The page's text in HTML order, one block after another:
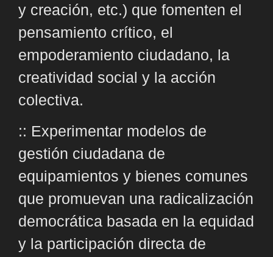
y creación, etc.) que fomenten el
pensamiento crítico, el
empoderamiento ciudadano, la
creatividad social y la acción
colectiva.
:: Experimentar modelos de
gestión ciudadana de
equipamientos y bienes comunes
que promuevan una radicalización
democrática basada en la equidad
y la participación directa de